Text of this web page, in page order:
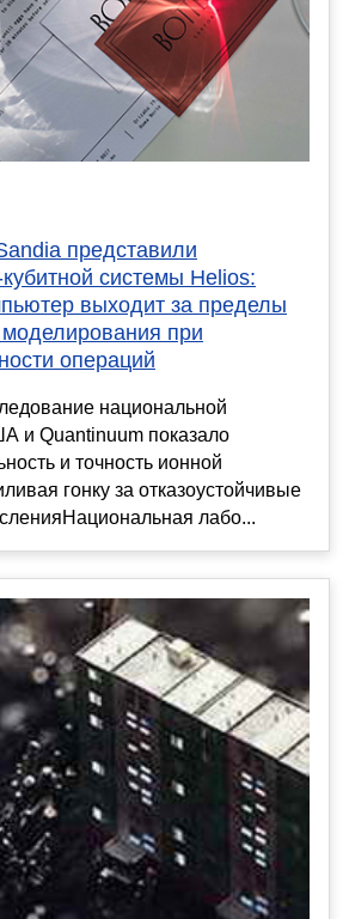
представили
системы Helios:
выходит за пределы
моделирования при
операций
национальной
и Quantinuum показало
и точность ионной
гонку за отказоустойчивые
лабо...